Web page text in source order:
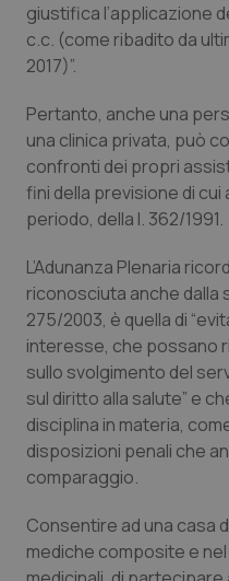
Ulcera & Reflusso
Vaccini
giustifica l’applicazione
c.c. (come ribadito da
2017)”.
Pertanto, anche una
una clinica privata, può
confronti dei propri
fini della previsione di cui
periodo, della l. 362/1991.
L’Adunanza Plenaria
riconosciuta anche dalla
275/2003, è quella di
interesse, che possano
sullo svolgimento del
sul diritto alla salute” e
disciplina in materia,
disposizioni penali che
comparaggio.
Consentire ad una casa
mediche composite e